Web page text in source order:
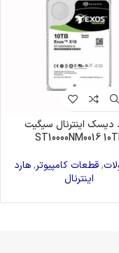
دیسک اینترنال سیگیت
ST10000NM0016
,قطعات کامپیوتر,هارد
اینترنال